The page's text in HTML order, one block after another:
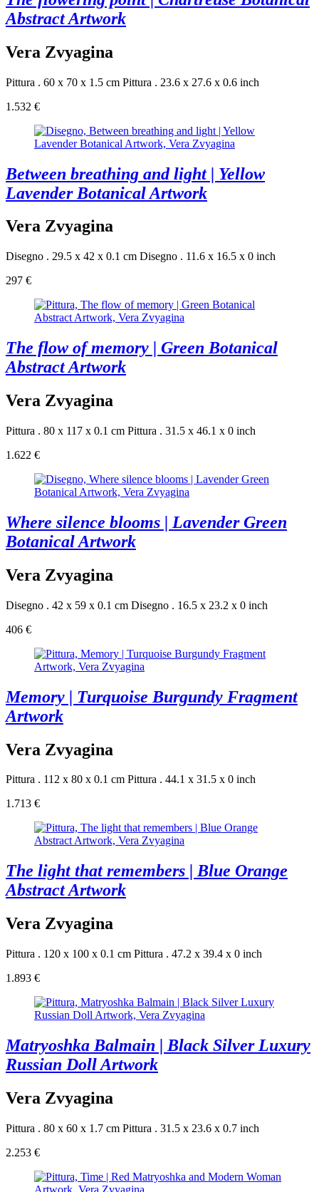
Abstract Artwork
Vera Zvyagina
Pittura . 60 x 70 x 1.5 cm Pittura . 23.6 x 27.6 x 0.6 inch
1.532 €
Between breathing and light | Yellow
Lavender Botanical Artwork
Vera Zvyagina
Disegno . 29.5 x 42 x 0.1 cm Disegno . 11.6 x 16.5 x 0 inch
297 €
The flow of memory | Green Botanical
Abstract Artwork
Vera Zvyagina
Pittura . 80 x 117 x 0.1 cm Pittura . 31.5 x 46.1 x 0 inch
1.622 €
Where silence blooms | Lavender Green
Botanical Artwork
Vera Zvyagina
Disegno . 42 x 59 x 0.1 cm Disegno . 16.5 x 23.2 x 0 inch
406 €
Memory | Turquoise Burgundy Fragment
Artwork
Vera Zvyagina
Pittura . 112 x 80 x 0.1 cm Pittura . 44.1 x 31.5 x 0 inch
1.713 €
The light that remembers | Blue Orange
Abstract Artwork
Vera Zvyagina
Pittura . 120 x 100 x 0.1 cm Pittura . 47.2 x 39.4 x 0 inch
1.893 €
Matryoshka Balmain | Black Silver Luxury
Russian Doll Artwork
Vera Zvyagina
Pittura . 80 x 60 x 1.7 cm Pittura . 31.5 x 23.6 x 0.7 inch
2.253 €